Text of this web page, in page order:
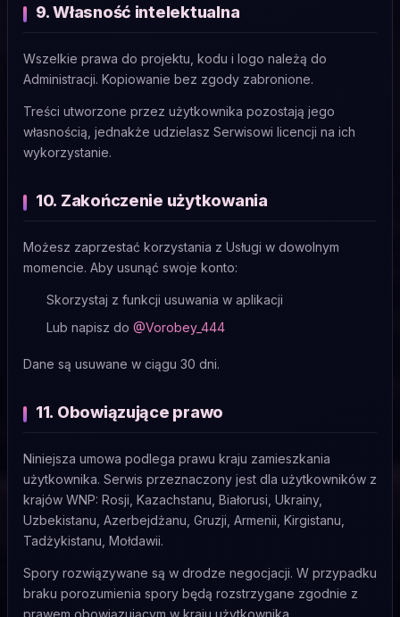
9. Własność intelektualna
Wszelkie prawa do projektu, kodu i logo należą do
Administracji. Kopiowanie bez zgody zabronione.
Treści utworzone przez użytkownika pozostają jego
własnością, jednakże udzielasz Serwisowi licencji na ich
wykorzystanie.
10. Zakończenie użytkowania
Możesz zaprzestać korzystania z Usługi w dowolnym
momencie. Aby usunąć swoje konto:
Skorzystaj z funkcji usuwania w aplikacji
Lub napisz do @Vorobey_444
Dane są usuwane w ciągu 30 dni.
11. Obowiązujące prawo
Niniejsza umowa podlega prawu kraju zamieszkania
użytkownika. Serwis przeznaczony jest dla użytkowników z
krajów WNP: Rosji, Kazachstanu, Białorusi, Ukrainy,
Uzbekistanu, Azerbejdżanu, Gruzji, Armenii, Kirgistanu,
Tadżykistanu, Mołdawii.
Spory rozwiązywane są w drodze negocjacji. W przypadku
braku porozumienia spory będą rozstrzygane zgodnie z
prawem obowiązującym w kraju użytkownika.